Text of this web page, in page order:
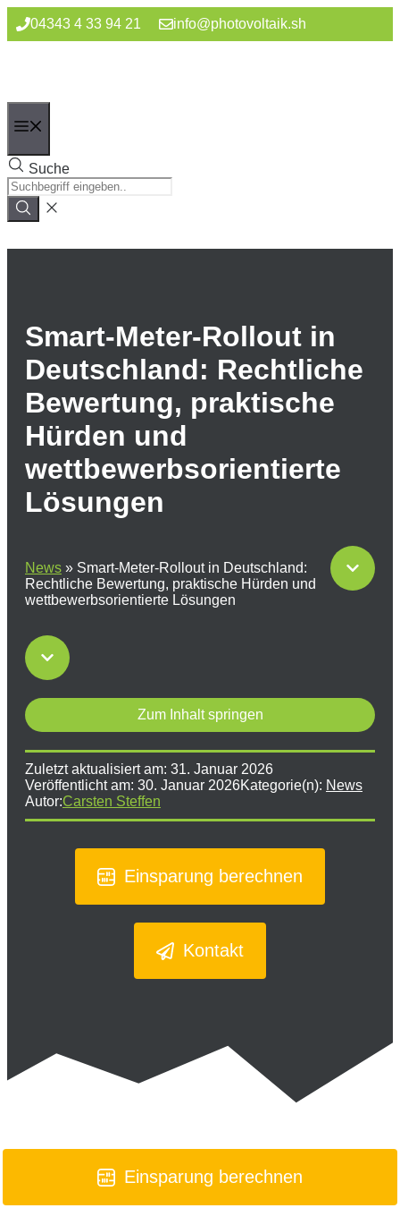
Zum
Inhalt
springen
04343 4 33 94 21 info@photovoltaik.sh
Suche
Smart-Meter-Rollout in
Deutschland: Rechtliche
Bewertung, praktische
Hürden und
wettbewerbsorientierte
Lösungen
News » Smart-Meter-Rollout in Deutschland:
Rechtliche Bewertung, praktische Hürden und
wettbewerbsorientierte Lösungen
Zum Inhalt springen
Zuletzt aktualisiert am: 31. Januar 2026
Veröffentlicht am: 30. Januar 2026Kategorie(n): News
Autor:Carsten Steffen
Einsparung berechnen
Kontakt
Einsparung berechnen